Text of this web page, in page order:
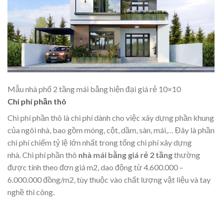
Mẫu nhà phố 2 tầng mái bằng hiện đại giá rẻ 10×10
Chi phí phần thô
Chi phí phần thô là chi phí dành cho việc xây dựng phần khung
của ngôi nhà, bao gồm móng, cột, dầm, sàn, mái,… Đây là phần
chi phí chiếm tỷ lệ lớn nhất trong tổng chi phí xây dựng
nhà. Chi phí phần thô nhà mái bằng giá rẻ 2 tầngthường
được tính theo đơn giá m2, dao động từ 4.600.000 –
6.000.000 đồng/m2, tùy thuộc vào chất lượng vật liệu và tay
nghề thi công.